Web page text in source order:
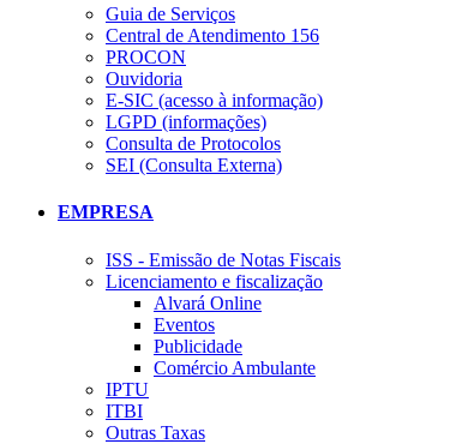
Guia de Serviços
Central de Atendimento 156
PROCON
Ouvidoria
E-SIC (acesso à informação)
LGPD (informações)
Consulta de Protocolos
SEI (Consulta Externa)
EMPRESA
ISS - Emissão de Notas Fiscais
Licenciamento e fiscalização
Alvará Online
Eventos
Publicidade
Comércio Ambulante
IPTU
ITBI
Outras Taxas